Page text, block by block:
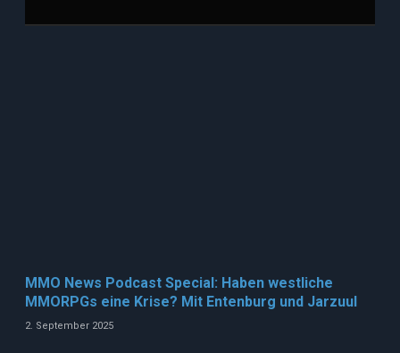
MMO News Podcast Special: Haben westliche
MMORPGs eine Krise? Mit Entenburg und Jarzuul
2. September 2025